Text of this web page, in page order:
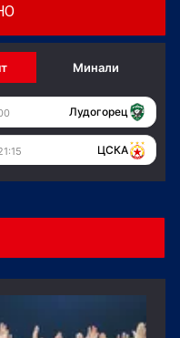
Минали
Лудогорец
ЦСКА